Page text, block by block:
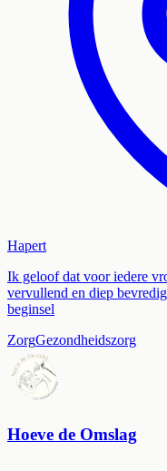
Hapert
Ik geloof dat voor iedere
vervullend en diep
beginsel
ZorgGezondheidszorg
Hoeve de Omslag